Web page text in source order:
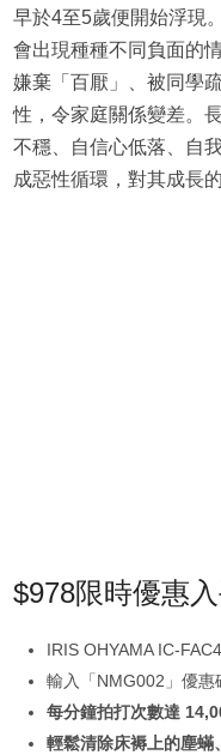
早於4至5歲便開始浮現
會出現種種不同負面的
嫌棄「百厭」、被同學
性，令家庭關係變差。
不穩、自信心低落、自
成惡性循環，對其成長
$978限時優惠
IRIS OHYAMA IC-
輸入「NMG002」優惠
每分鐘拍打次數達
輕鬆清除床褥上的塵蟎